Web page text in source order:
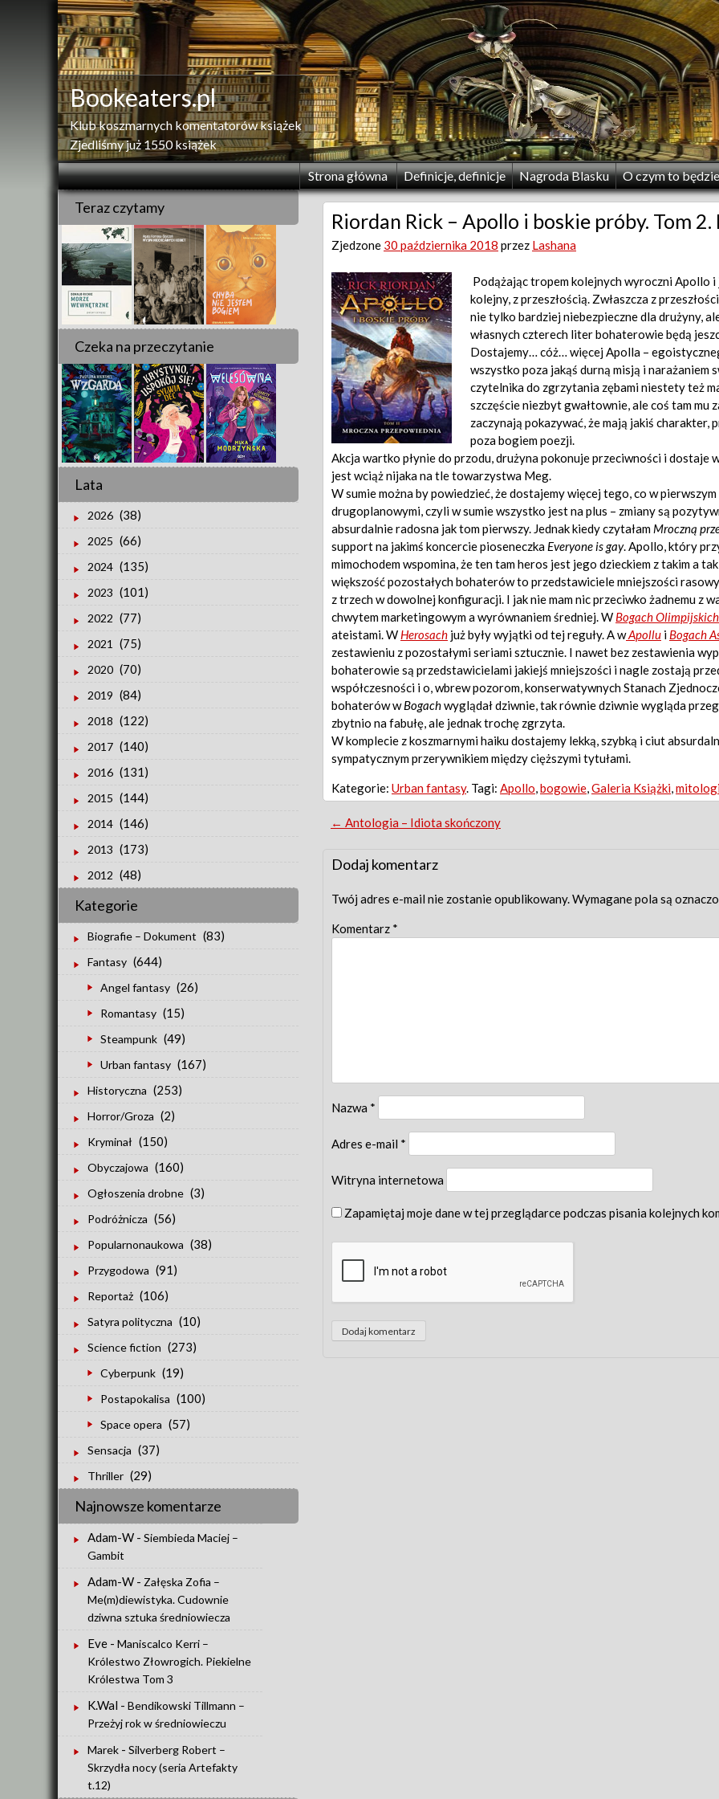
Bookeaters.pl
Klub koszmarnych komentatorów książek
Zjedliśmy już 1550 książek
Strona główna Definicje, definicje Nagroda Blasku O czym to będzie
Riordan Rick – Apollo i boskie próby. Tom
Zjedzone 30 października 2018 przez Lashana
Podążając tropem kolejnych wyroczni Apollo
kolejny, z przeszłością. Zwłaszcza z
nie tylko bardziej niebezpieczne dla drużyny,
własnych czterech liter bohaterowie będą
Dostajemy… cóż… więcej Apolla –
wszystko poza jakąś durną misją i narażaniem
czytelnika do zgrzytania zębami niestety też
szczęście niezbyt gwałtownie, ale coś tam
zaczynają pokazywać, że mają jakiś charakter,
poza bogiem poezji.
Akcja wartko płynie do przodu, drużyna pokonuje przeciwności i dostaje
jest wciąż nijaka na tle towarzystwa Meg.
W sumie można by powiedzieć, że dostajemy więcej tego, co w
drugoplanowymi, czyli w sumie wszystko jest na plus – zmiany są
absurdalnie radosna jak tom pierwszy. Jednak kiedy czytałam Mroczną
support na jakimś koncercie pioseneczka Everyone is gay. Apollo, który
mimochodem wspomina, że ten tam heros jest jego dzieckiem z takim a
większość pozostałych bohaterów to przedstawiciele mniejszości
z trzech w dowolnej konfiguracji. I jak nie mam nic przeciwko żadnemu z
chwytem marketingowym a wyrównaniem średniej. W Bogach Olimpijskich
ateistami. W Herosach już były wyjątki od tej reguły. A wApollu i Bogach
zestawieniu z pozostałymi seriami sztucznie. I nawet bez zestawienia
bohaterowie są przedstawicielami jakiejś mniejszości i nagle zostają
współczesności i o, wbrew pozorom, konserwatywnych Stanach
bohaterów wBogachwyglądał dziwnie, tak równie dziwnie wygląda
zbytnio na fabułę, ale jednak trochę zgrzyta.
W komplecie z koszmarnymi haiku dostajemy lekką, szybką i ciut
sympatycznym przerywnikiem między cięższymi tytułami.
Kategorie: Urban fantasy. Tagi: Apollo bogowie Galeria Książki
Post
navigation
← Antologia – Idiota skończony
Dodaj komentarz
Twój adres e-mail nie zostanie opublikowany.Wymagane pola są
Komentarz *
Nazwa *
Adres e-mail *
Witryna internetowa
Zapamiętaj moje dane w tej przeglądarce podczas pisania kolejnych
Teraz czytamy
Czeka na przeczytanie
Lata
2026 (38)
2025 (66)
2024 (135)
2023 (101)
2022 (77)
2021 (75)
2020 (70)
2019 (84)
2018 (122)
2017 (140)
2016 (131)
2015 (144)
2014 (146)
2013 (173)
2012 (48)
Kategorie
Biografie – Dokument (83)
Fantasy (644)
Angel fantasy (26)
Romantasy (15)
Steampunk (49)
Urban fantasy (167)
Historyczna (253)
Horror/Groza (2)
Kryminał (150)
Obyczajowa (160)
Ogłoszenia drobne (3)
Podróżnicza (56)
Popularnonaukowa (38)
Przygodowa (91)
Reportaż (106)
Satyra polityczna (10)
Science fiction (273)
Cyberpunk (19)
Postapokalisa (100)
Space opera (57)
Sensacja (37)
Thriller (29)
Najnowsze komentarze
Adam-W - Siembieda Maciej –
Gambit
Adam-W - Załęska Zofia –
Me(m)diewistyka. Cudownie
dziwna sztuka średniowiecza
Eve - Maniscalco Kerri –
Królestwo Złowrogich. Piekielne
Królestwa Tom 3
K.Wal - Bendikowski Tillmann –
Przeżyj rok w średniowieczu
Marek - Silverberg Robert –
Skrzydła nocy (seria Artefakty
t.12)